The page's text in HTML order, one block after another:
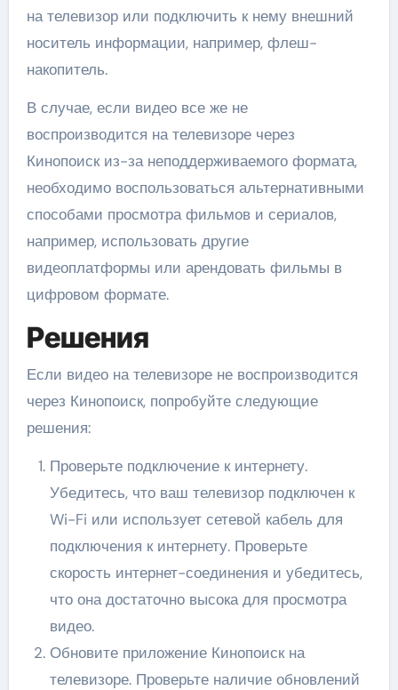
на телевизор или подключить к нему внешний
носитель информации, например, флеш-
накопитель.
В случае, если видео все же не
воспроизводится на телевизоре через
Кинопоиск из-за неподдерживаемого формата,
необходимо воспользоваться альтернативными
способами просмотра фильмов и сериалов,
например, использовать другие
видеоплатформы или арендовать фильмы в
цифровом формате.
Решения
Если видео на телевизоре не воспроизводится
через Кинопоиск, попробуйте следующие
решения:
Проверьте подключение к интернету.
Убедитесь, что ваш телевизор подключен к
Wi-Fi или использует сетевой кабель для
подключения к интернету. Проверьте
скорость интернет-соединения и убедитесь,
что она достаточно высока для просмотра
видео.
Обновите приложение Кинопоиск на
телевизоре. Проверьте наличие обновлений